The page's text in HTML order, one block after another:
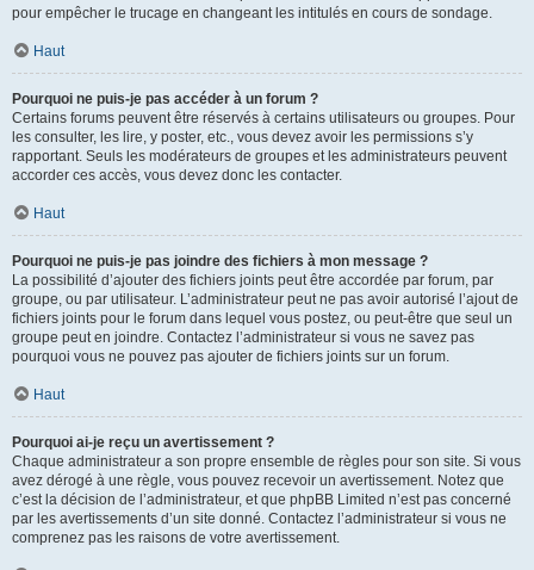
pour empêcher le trucage en changeant les intitulés en cours de sondage.
Haut
Pourquoi ne puis-je pas accéder à un forum ?
Certains forums peuvent être réservés à certains utilisateurs ou groupes. Pour
les consulter, les lire, y poster, etc., vous devez avoir les permissions s’y
rapportant. Seuls les modérateurs de groupes et les administrateurs peuvent
accorder ces accès, vous devez donc les contacter.
Haut
Pourquoi ne puis-je pas joindre des fichiers à mon message ?
La possibilité d’ajouter des fichiers joints peut être accordée par forum, par
groupe, ou par utilisateur. L’administrateur peut ne pas avoir autorisé l’ajout de
fichiers joints pour le forum dans lequel vous postez, ou peut-être que seul un
groupe peut en joindre. Contactez l’administrateur si vous ne savez pas
pourquoi vous ne pouvez pas ajouter de fichiers joints sur un forum.
Haut
Pourquoi ai-je reçu un avertissement ?
Chaque administrateur a son propre ensemble de règles pour son site. Si vous
avez dérogé à une règle, vous pouvez recevoir un avertissement. Notez que
c’est la décision de l’administrateur, et que phpBB Limited n’est pas concerné
par les avertissements d’un site donné. Contactez l’administrateur si vous ne
comprenez pas les raisons de votre avertissement.